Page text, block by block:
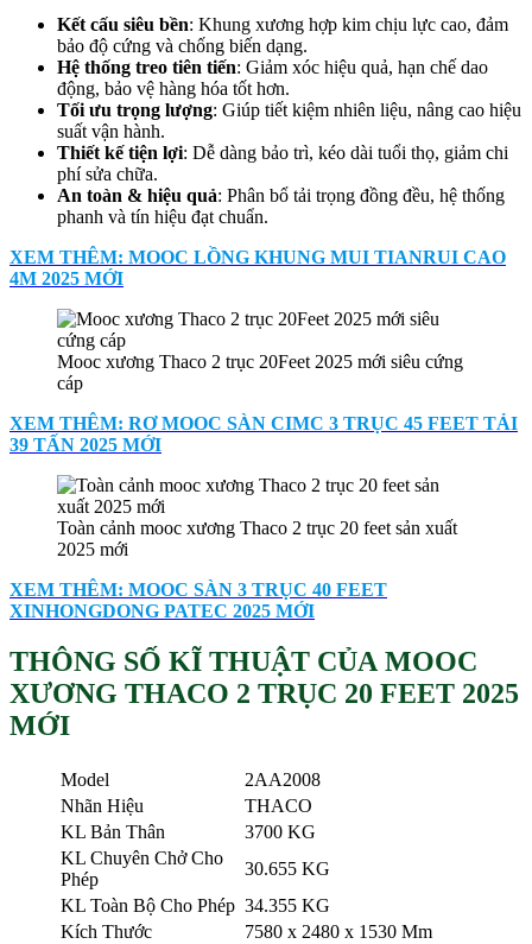
Kết cấu siêu bền: Khung xương hợp kim chịu lực cao, đảm
bảo độ cứng và chống biến dạng.
Hệ thống treo tiên tiến: Giảm xóc hiệu quả, hạn chế dao
động, bảo vệ hàng hóa tốt hơn.
Tối ưu trọng lượng: Giúp tiết kiệm nhiên liệu, nâng cao hiệu
suất vận hành.
Thiết kế tiện lợi: Dễ dàng bảo trì, kéo dài tuổi thọ, giảm chi
phí sửa chữa.
An toàn & hiệu quả: Phân bổ tải trọng đồng đều, hệ thống
phanh và tín hiệu đạt chuẩn.
XEM THÊM: MOOC LỒNG KHUNG MUI TIANRUI CAO
4M 2025 MỚI
Mooc xương Thaco 2 trục 20Feet 2025 mới siêu cứng
cáp
XEM THÊM: RƠ MOOC SÀN CIMC 3 TRỤC 45 FEET TẢI
39 TẤN 2025 MỚI
Toàn cảnh mooc xương Thaco 2 trục 20 feet sản xuất
2025 mới
XEM THÊM: MOOC SÀN 3 TRỤC 40 FEET
XINHONGDONG PATEC 2025 MỚI
THÔNG SỐ KĨ THUẬT CỦA MOOC
XƯƠNG THACO 2 TRỤC 20 FEET 2025
MỚI
Model
2AA2008
Nhãn Hiệu
THACO
KL Bản Thân
3700 KG
KL Chuyên Chở Cho
Phép
30.655 KG
KL Toàn Bộ Cho Phép 34.355 KG
Kích Thước
7580 x 2480 x 1530 Mm